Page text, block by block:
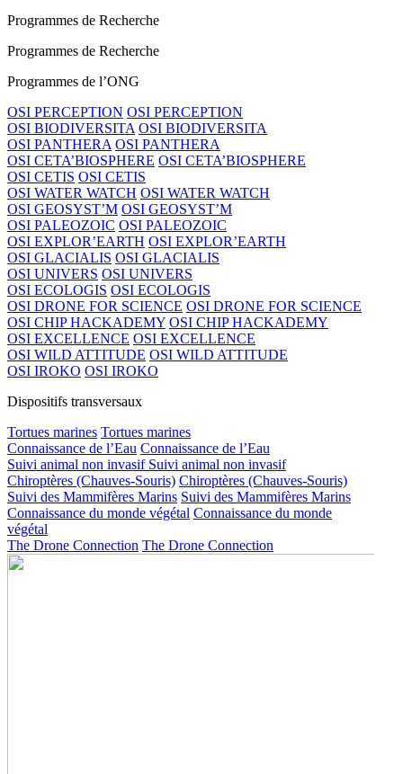
Programmes de Recherche
Programmes de Recherche
Programmes de l’ONG
OSI PERCEPTION OSI PERCEPTION
OSI BIODIVERSITA OSI BIODIVERSITA
OSI PANTHERA OSI PANTHERA
OSI CETA’BIOSPHERE OSI CETA’BIOSPHERE
OSI CETIS OSI CETIS
OSI WATER WATCH OSI WATER WATCH
OSI GEOSYST’M OSI GEOSYST’M
OSI PALEOZOIC OSI PALEOZOIC
OSI EXPLOR’EARTH OSI EXPLOR’EARTH
OSI GLACIALIS OSI GLACIALIS
OSI UNIVERS OSI UNIVERS
OSI ECOLOGIS OSI ECOLOGIS
OSI DRONE FOR SCIENCE OSI DRONE FOR SCIENCE
OSI CHIP HACKADEMY OSI CHIP HACKADEMY
OSI EXCELLENCE OSI EXCELLENCE
OSI WILD ATTITUDE OSI WILD ATTITUDE
OSI IROKO OSI IROKO
Dispositifs transversaux
Tortues marines Tortues marines
Connaissance de l’Eau Connaissance de l’Eau
Suivi animal non invasif Suivi animal non invasif
Chiroptères (Chauves-Souris) Chiroptères (Chauves-Souris)
Suivi des Mammifères Marins Suivi des Mammifères Marins
Connaissance du monde végétal Connaissance du monde
végétal
The Drone Connection The Drone Connection